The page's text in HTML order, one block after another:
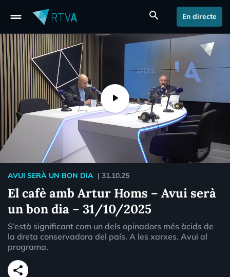
drag_handle search En directe
AVUI SERÀ UN BON DIA | 31.10.25
El cafè amb Artur Homs – Avui serà
un bon dia – 31/10/2025
S’està significant com un dels opinadors més àcids de
la dreta conservadora del país. A les xarxes. Avui al
programa.
share